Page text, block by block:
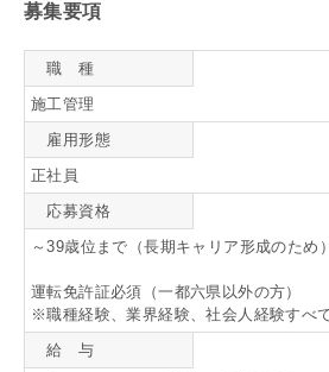
募集要項
職 種
施工管理
雇用形態
正社員
応募資格
～39歳位まで（長期キャリア形成のため）
運転免許証必須（一都六県以外の方）
※職種経験、業界経験、社会人経験すべ
給 与